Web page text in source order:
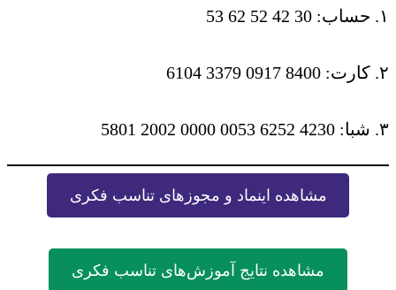
۱. حساب: 30 42 52 62 53
۲. کارت: 8400 0917 3379 6104
۳. شبا: 4230 6252 0053 0000 2002 5801
مشاهده اینماد و مجوزهای تناسب فکری
مشاهده نتایج آموزش‌های تناسب فکری